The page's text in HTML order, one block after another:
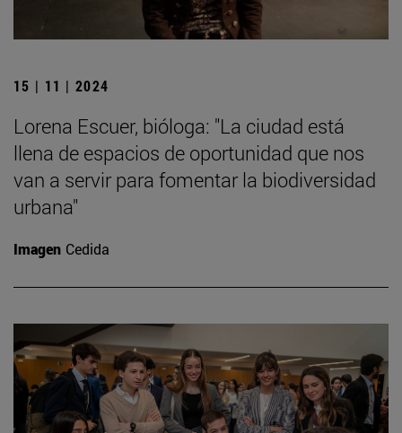
15 | 11 | 2024
Lorena Escuer, bióloga: "La ciudad está
llena de espacios de oportunidad que nos
van a servir para fomentar la biodiversidad
urbana"
Imagen Cedida